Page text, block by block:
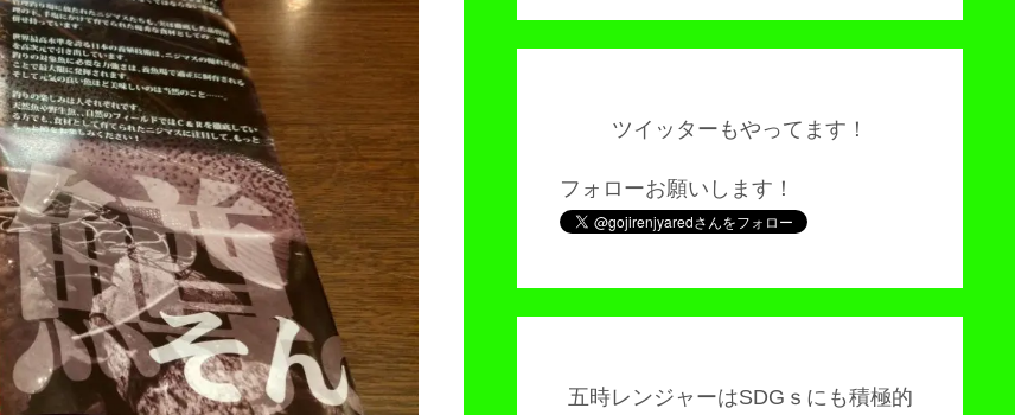
ツイッターもやってます！
フォローお願いします！
五時レンジャーはSDGｓにも積極的